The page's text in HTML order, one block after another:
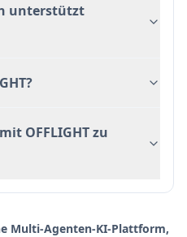
unterstützt
OFFLIGHT zu
Multi-Agenten-KI-Plattform,